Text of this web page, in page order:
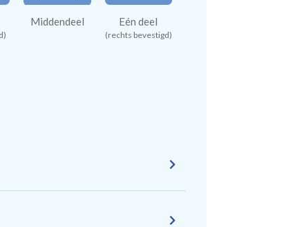
Middendeel Eén deel
(rechts bevestigd)